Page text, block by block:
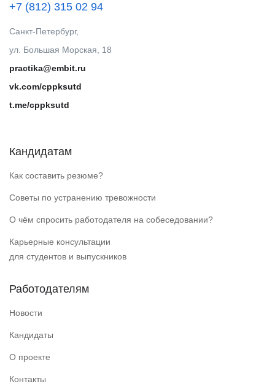
+7 (812) 315 02 94
Санкт-Петербург,
ул. Большая Морская, 18
practika@embit.ru
vk.com/cppksutd
t.me/cppksutd
Кандидатам
Как составить резюме?
Советы по устранению тревожности
О чём спросить работодателя на собеседовании?
Карьерные консультации
для студентов и выпускников
Работодателям
Новости
Кандидаты
О проекте
Контакты